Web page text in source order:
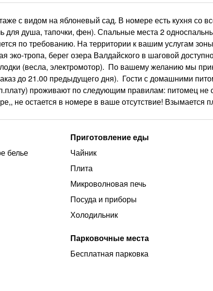
с видом на яблоневый сад. В номере есть кухня со
для душа, тапочки, фен). Спальные места 2
по требованию. На территории к вашим услугам
эко-тропа, берег озера Валдайского в шаговой
(весла, электромотор). По вашему желанию мы
до 21.00 предыдущего дня). Гости с домашними
проживают по следующим правилам: питомец не
не остается в номере в ваше отсутствие! Взымается
белье
Приготовление еды
Чайник
Плита
Микроволновая печь
Посуда и приборы
Холодильник
Парковочные места
Бесплатная парковка